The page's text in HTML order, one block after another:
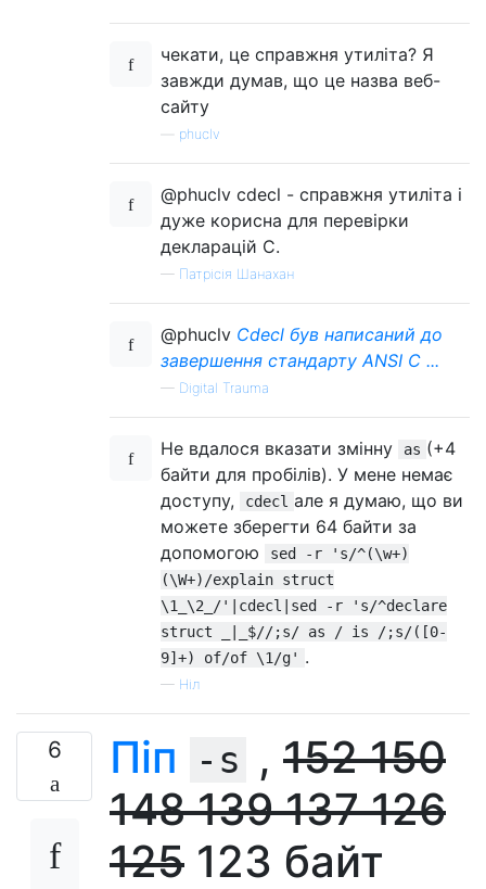
чекати, це справжня утиліта? Я
завжди думав, що це назва веб-
сайту
phuclv
@phuclv cdecl - справжня утиліта і
дуже корисна для перевірки
декларацій C.
— Патрісія Шанахан
@phuclv Cdecl був написаний до
завершення стандарту ANSI C ...
— Digital Trauma
Не вдалося вказати змінну as (+4
байти для пробілів). У мене немає
доступу,
cdecl але я думаю, що ви
можете зберегти 64 байти за
допомогою
sed -r 's/^(\w+)
(\W+)/explain struct
\1_\2_/'|cdecl|sed -r 's/^declare
struct _|_$//;s/ as / is /;s/([0-
9]+) of/of \1/g' .
— Ніл
6 Піп -s , 152150
148139137126
125 123 байт